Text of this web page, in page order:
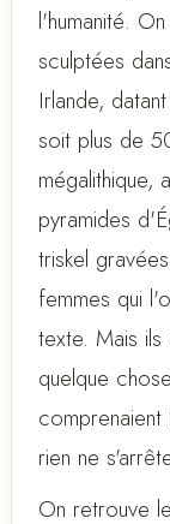
l'humanité.
sculptées
Irlande,
soit plus de
mégalithique,
pyramides
triskel
femmes qui
texte. Mais
quelque
rien ne
On retrouve